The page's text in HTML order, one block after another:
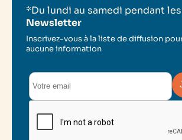
*Du lundi au samedi pendant
Newsletter
Inscrivez-vous à la liste de diffusion
aucune information